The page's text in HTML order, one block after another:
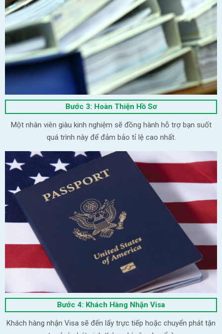
Bước 3: Hoàn Thiện Hồ Sơ
Một nhân viên giàu kinh nghiệm sẽ đồng hành hỗ trợ bạn suốt
quá trình này để đảm bảo tỉ lệ cao nhất.
Bước 4: Khách Hàng Nhận Visa
Khách hàng nhận Visa sẽ đến lấy trực tiếp hoặc chuyển phát tận